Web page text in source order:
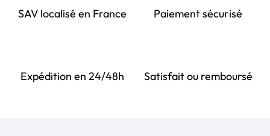
SAV localisé en France Paiement sécurisé
Expédition en 24/48h Satisfait ou remboursé